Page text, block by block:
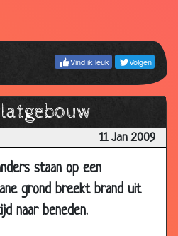
Vind ik leuk Volgen
11 Jan 2009
staan op een
grond breekt brand uit
naar beneden.